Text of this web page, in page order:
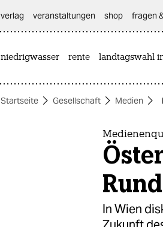
themen
verlag
veranstaltungen shop fragen
niedrigwasser rente landtagswahl
Startseite Gesellschaft Medien
In Wien